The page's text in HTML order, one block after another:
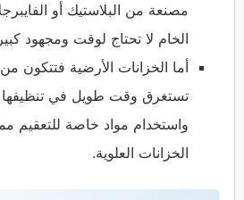
مصنعة من البلاستيك أو
الخام لا تحتاج لوقت ومجهود
أما الخزانات الأرضية فتتكون
تستغرق وقت طويل في تنظيفها
واستخدام مواد خاصة للتعقيم
الخزانات العلوية.